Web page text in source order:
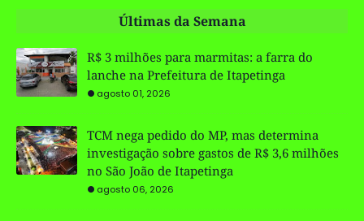
Últimas da Semana
R$ 3 milhões para marmitas: a farra do
lanche na Prefeitura de Itapetinga
agosto 01, 2026
TCM nega pedido do MP, mas determina
investigação sobre gastos de R$ 3,6 milhões
no São João de Itapetinga
agosto 06, 2026